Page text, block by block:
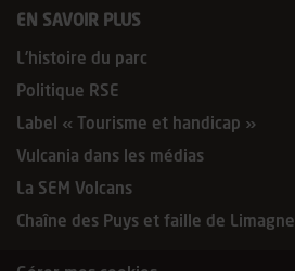
EN SAVOIR PLUS
L’histoire du parc
Politique RSE
Label « Tourisme et handicap »
Vulcania dans les médias
La SEM Volcans
Chaîne des Puys et faille de Limagne